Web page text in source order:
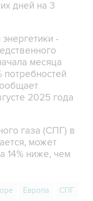
дней на 3
-
месяца
потребностей
2025 года
газа (СПГ) в
может
14% ниже, чем
Европа СПГ